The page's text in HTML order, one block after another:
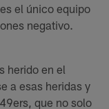
el único equipo
negativo.
herido en el
a esas heridas y
que no solo